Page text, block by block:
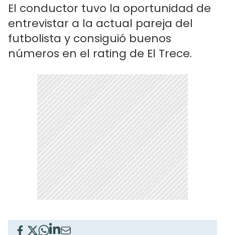
El conductor tuvo la oportunidad de
entrevistar a la actual pareja del
futbolista y consiguió buenos
números en el rating de El Trece.